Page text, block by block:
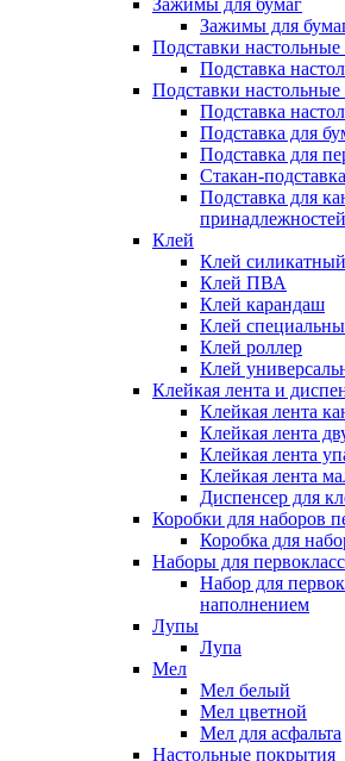
Зажимы для бумаг
Зажимы для
Подставки
Подставка
Подставки настольные
Подставка
Подставка для
Подставка для
Стакан-подставка
Подставка для
Клей
Клей силикатный
Клей ПВА
Клей карандаш
Клей
Клей роллер
Клей
Клейкая лента и
Клейкая лента
Клейкая лента
Клейкая лента
Клейкая лента
Диспенсер для
Коробки для наборов
Коробка для
Наборы для
Набор для
наполнением
Лупы
Лупа
Мел
Мел белый
Мел цветной
Мел для асфальта
Настольные покрытия